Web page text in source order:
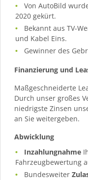
Von AutoBild
2020 gekürt.
Bekannt aus TV-
und Kabel Eins.
Gewinner des
Finanzierung und
Maßgeschneiderte
Durch unser großes
niedrigste Zinsen
an Sie weitergeben.
Abwicklung
Inzahlungnahme
Fahrzeugbewertung
Bundesweiter